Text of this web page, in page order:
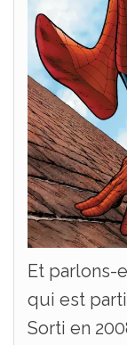
Et parlons-
qui est
Sorti en